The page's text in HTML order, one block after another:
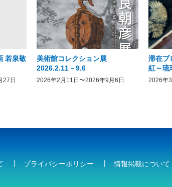
若泉敬
27日
美術館コレクション展
2026.2.11－9.6
2026年2月11日〜2026年9月6日
滞在プ
紅～琉
2026年
プライバシーポリシー 情報掲載について